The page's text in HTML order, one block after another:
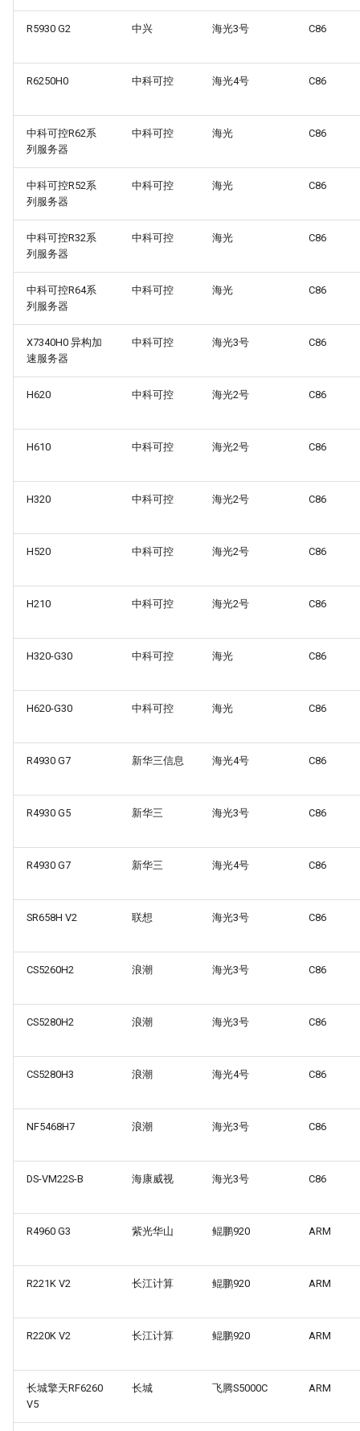
R5930 G2 中兴 海光3号 C86
R6250H0 中科可控 海光4号 C86
中科可控R62系
列服务器
中科可控 海光 C86
中科可控R52系
列服务器
中科可控 海光 C86
中科可控R32系
列服务器
中科可控 海光 C86
中科可控R64系
列服务器
中科可控 海光 C86
X7340H0 异构加
速服务器
中科可控 海光3号 C86
H620 中科可控 海光2号 C86
H610 中科可控 海光2号 C86
H320 中科可控 海光2号 C86
H520 中科可控 海光2号 C86
H210 中科可控 海光2号 C86
H320-G30 中科可控 海光 C86
H620-G30 中科可控 海光 C86
R4930 G7 新华三信息 海光4号 C86
R4930 G5 新华三 海光3号 C86
R4930 G7 新华三 海光4号 C86
SR658H V2 联想 海光3号 C86
CS5260H2 浪潮 海光3号 C86
CS5280H2 浪潮 海光3号 C86
CS5280H3 浪潮 海光4号 C86
NF5468H7 浪潮 海光3号 C86
DS-VM22S-B 海康威视 海光3号 C86
R4960 G3 紫光华山 鲲鹏920 ARM
R221K V2 长江计算 鲲鹏920 ARM
R220K V2 长江计算 鲲鹏920 ARM
长城擎天RF6260
V5
长城 飞腾S5000C ARM